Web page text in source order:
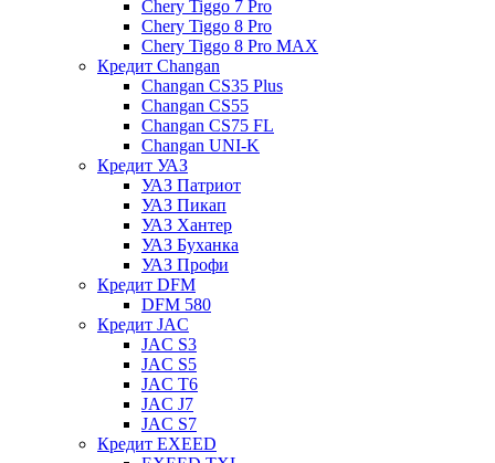
Chery Tiggo 7 Pro
Chery Tiggo 8 Pro
Chery Tiggo 8 Pro MAX
Кредит Changan
Changan CS35 Plus
Changan CS55
Changan CS75 FL
Changan UNI-K
Кредит УАЗ
УАЗ Патриот
УАЗ Пикап
УАЗ Хантер
УАЗ Буханка
УАЗ Профи
Кредит DFM
DFM 580
Кредит JAC
JAC S3
JAC S5
JAC T6
JAC J7
JAC S7
Кредит EXEED